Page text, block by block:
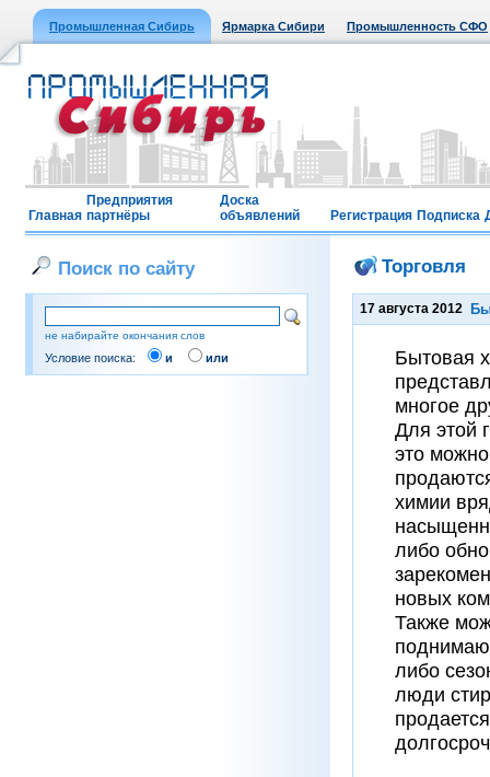
Промышленная Сибирь Ярмарка Сибири Промышленность СФО
Главная
Предприятия
партнёры
Доска
объявлений
Регистрация Подписка
Поиск по сайту
не набирайте окончания слов
Условие поиска: и или
Торговля
17 августа 2012
Бытовая
многое
Для этой
это
химии
либо
новых
Также
либо
люди